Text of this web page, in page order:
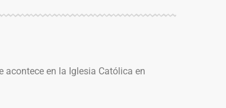
acontece en la Iglesia Católica en